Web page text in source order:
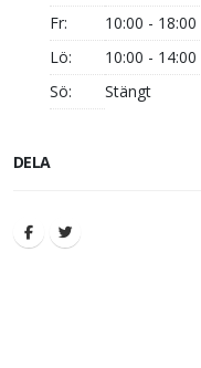
Fr:
10:00 - 18:00
Lö:
10:00 - 14:00
Sö:
Stängt
DELA